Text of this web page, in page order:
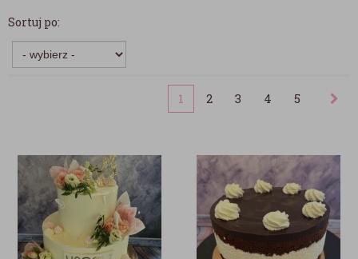
Sortuj po:
1 2 3 4 5